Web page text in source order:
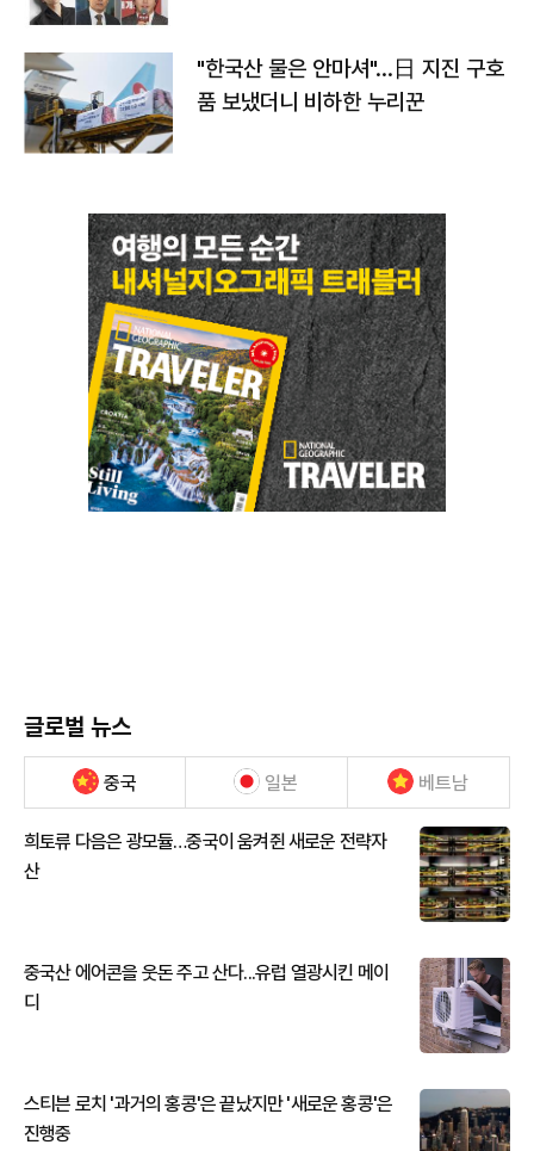
"한국산 물은 안마셔"…日 지진 구호
품 보냈더니 비하한 누리꾼
글로벌 뉴스
중국 일본 베트남
희토류 다음은 광모듈…중국이 움켜쥔 새로운 전략자
산
중국산 에어콘을 웃돈 주고 산다...유럽 열광시킨 메이
디
스티븐 로치 '과거의 홍콩'은 끝났지만 '새로운 홍콩'은
진행중